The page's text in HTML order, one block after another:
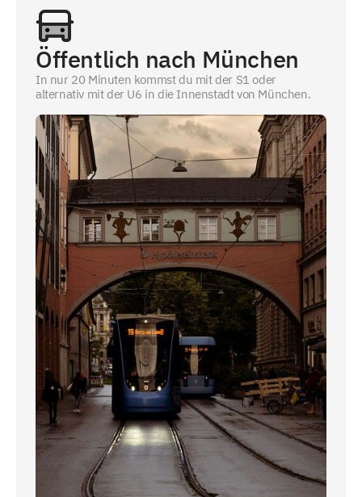
Öffentlich nach München
In nur 20 Minuten kommst du mit der S1 oder
alternativ mit der U6 in die Innenstadt von München.